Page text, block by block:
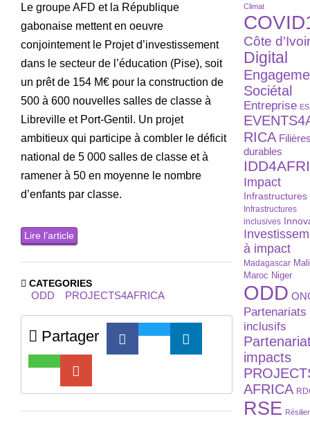
Le groupe AFD et la République
gabonaise mettent en oeuvre
conjointement le Projet d’investissement
dans le secteur de l’éducation (Pise), soit
un prêt de 154 M€ pour la construction de
500 à 600 nouvelles salles de classe à
Libreville et Port-Gentil. Un projet
ambitieux qui participe à combler le déficit
national de 5 000 salles de classe et à
ramener à 50 en moyenne le nombre
d’enfants par classe.
Lire l’article
CATEGORIES
ODD PROJECTS4AFRICA
Partager
Climat
Côte
Digital
Sociétal
Entreprise
RICA
durables
Impact
Infrastructures
Infrastructures
inclusives
à impact
Madagascar Mali
Maroc Niger
ODD
Partenariats
inclusifs
impacts
AFRICA
RSE